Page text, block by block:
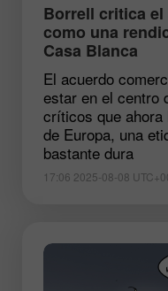
​Borrell critica el
como una
Casa Blanca
El acuerdo
estar en el centro
críticos que
de Europa, una
bastante dura
17:06 2025-08-08